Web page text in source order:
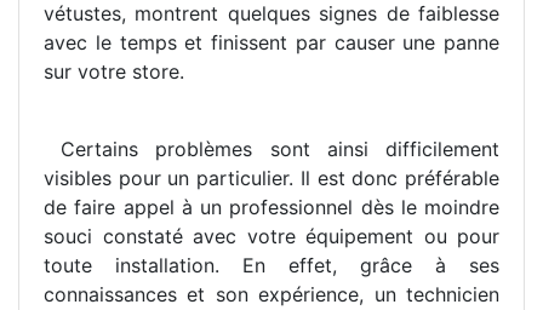
vétustes, montrent quelques signes de faiblesse
avec le temps et finissent par causer une panne
sur votre store.
Certains problèmes sont ainsi difficilement
visibles pour un particulier. Il est donc préférable
de faire appel à un professionnel dès le moindre
souci constaté avec votre équipement ou pour
toute installation. En effet, grâce à ses
connaissances et son expérience, un technicien